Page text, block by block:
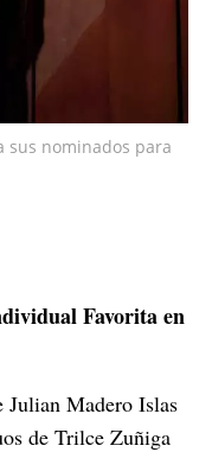
sus nominados para
Favorita en
Julian Madero Islas
de Trilce Zuñiga